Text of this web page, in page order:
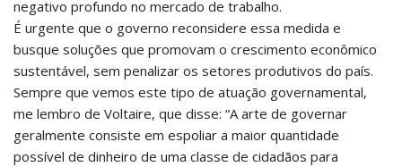
negativo profundo no mercado de trabalho.
É urgente que o governo reconsidere essa medida e
busque soluções que promovam o crescimento econômico
sustentável, sem penalizar os setores produtivos do país.
Sempre que vemos este tipo de atuação governamental,
me lembro de Voltaire, que disse: “A arte de governar
geralmente consiste em espoliar a maior quantidade
possível de dinheiro de uma classe de cidadãos para